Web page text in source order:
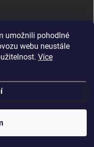
umožnili pohodlné
webu neustále
Více
práva vyhrazena.Upravit